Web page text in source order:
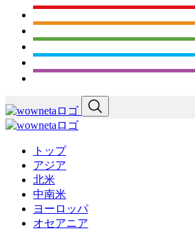
トップ
アジア
北米
中南米
ヨーロッパ
オセアニア